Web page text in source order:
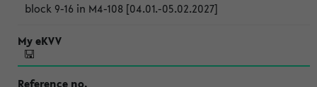
block 9-16 in M4-108 [04.01.-05.02.2027]